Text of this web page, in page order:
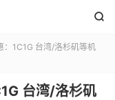

1C1G 台湾/洛杉矶等机
台湾/洛杉矶